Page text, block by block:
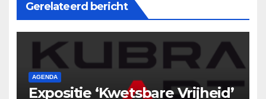
Gerelateerd bericht
AGENDA
Expositie ‘Kwetsbare Vrijheid’